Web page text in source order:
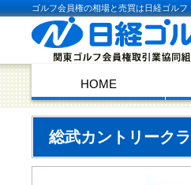
ゴルフ会員権の相場と売買は日経ゴルフ
HOME
総武カントリーク